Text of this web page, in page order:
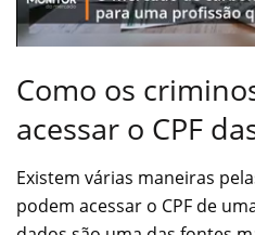
Como os
acessar o CPF
Existem várias maneiras
podem acessar o CPF de